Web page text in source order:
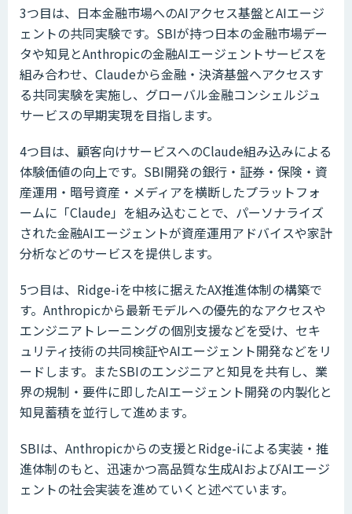
3つ目は、日本金融市場へのAIアクセス基盤とAIエージ
ェントの共同実験です。SBIが持つ日本の金融市場デー
タや知見とAnthropicの金融AIエージェントサービスを
組み合わせ、Claudeから金融・決済基盤へアクセスす
る共同実験を実施し、グローバル金融コンシェルジュ
サービスの早期実現を目指します。
4つ目は、顧客向けサービスへのClaude組み込みによる
体験価値の向上です。SBI開発の銀行・証券・保険・資
産運用・暗号資産・メディアを横断したプラットフォ
ームに「Claude」を組み込むことで、パーソナライズ
された金融AIエージェントが資産運用アドバイスや家計
分析などのサービスを提供します。
5つ目は、Ridge-iを中核に据えたAX推進体制の構築で
す。Anthropicから最新モデルへの優先的なアクセスや
エンジニアトレーニングの個別支援などを受け、セキ
ュリティ技術の共同検証やAIエージェント開発などをリ
ードします。またSBIのエンジニアと知見を共有し、業
界の規制・要件に即したAIエージェント開発の内製化と
知見蓄積を並行して進めます。
SBIは、Anthropicからの支援とRidge-iによる実装・推
進体制のもと、迅速かつ高品質な生成AIおよびAIエージ
ェントの社会実装を進めていくと述べています。